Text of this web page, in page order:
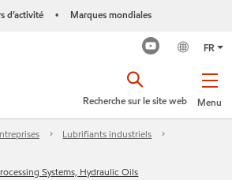
d’activité • Marques mondiales
FR
Menu
Recherche sur le site web
Lubrifiants industriels
Systems, Hydraulic Oils